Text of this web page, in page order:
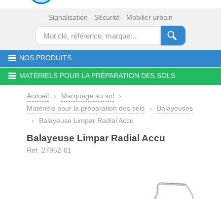
Signalisation - Sécurité - Mobilier urbain
NOS PRODUITS
MATÉRIELS POUR LA PRÉPARATION DES SOLS
Accueil › Marquage au sol
›
Matériels pour la préparation des sols
›
Balayeuses
›
Balayeuse Limpar Radial Accu
Balayeuse Limpar Radial Accu
Réf. 27952-01